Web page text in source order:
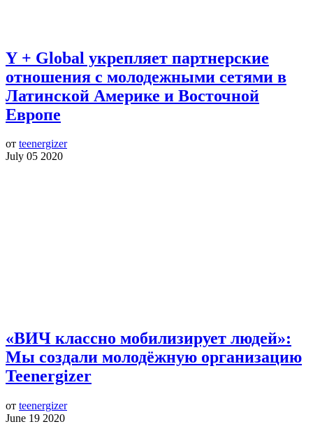
Y + Global укрепляет партнерские
отношения с молодежными сетями в
Латинской Америке и Восточной
Европе
от teenergizer
July 05 2020
«ВИЧ классно мобилизирует людей»:
Мы создали молодёжную организацию
Teenergizer
от teenergizer
June 19 2020